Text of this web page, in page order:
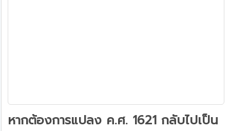
หากต้องการแปลง ค.ศ. 1621 กลับไปเป็น